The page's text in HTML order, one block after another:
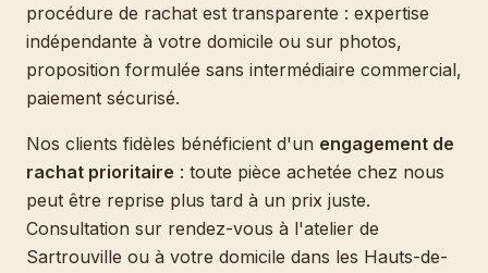
procédure de rachat est transparente : expertise
indépendante à votre domicile ou sur photos,
proposition formulée sans intermédiaire commercial,
paiement sécurisé.
Nos clients fidèles bénéficient d'un engagement de
rachat prioritaire : toute pièce achetée chez nous
peut être reprise plus tard à un prix juste.
Consultation sur rendez-vous à l'atelier de
Sartrouville ou à votre domicile dans les Hauts-de-